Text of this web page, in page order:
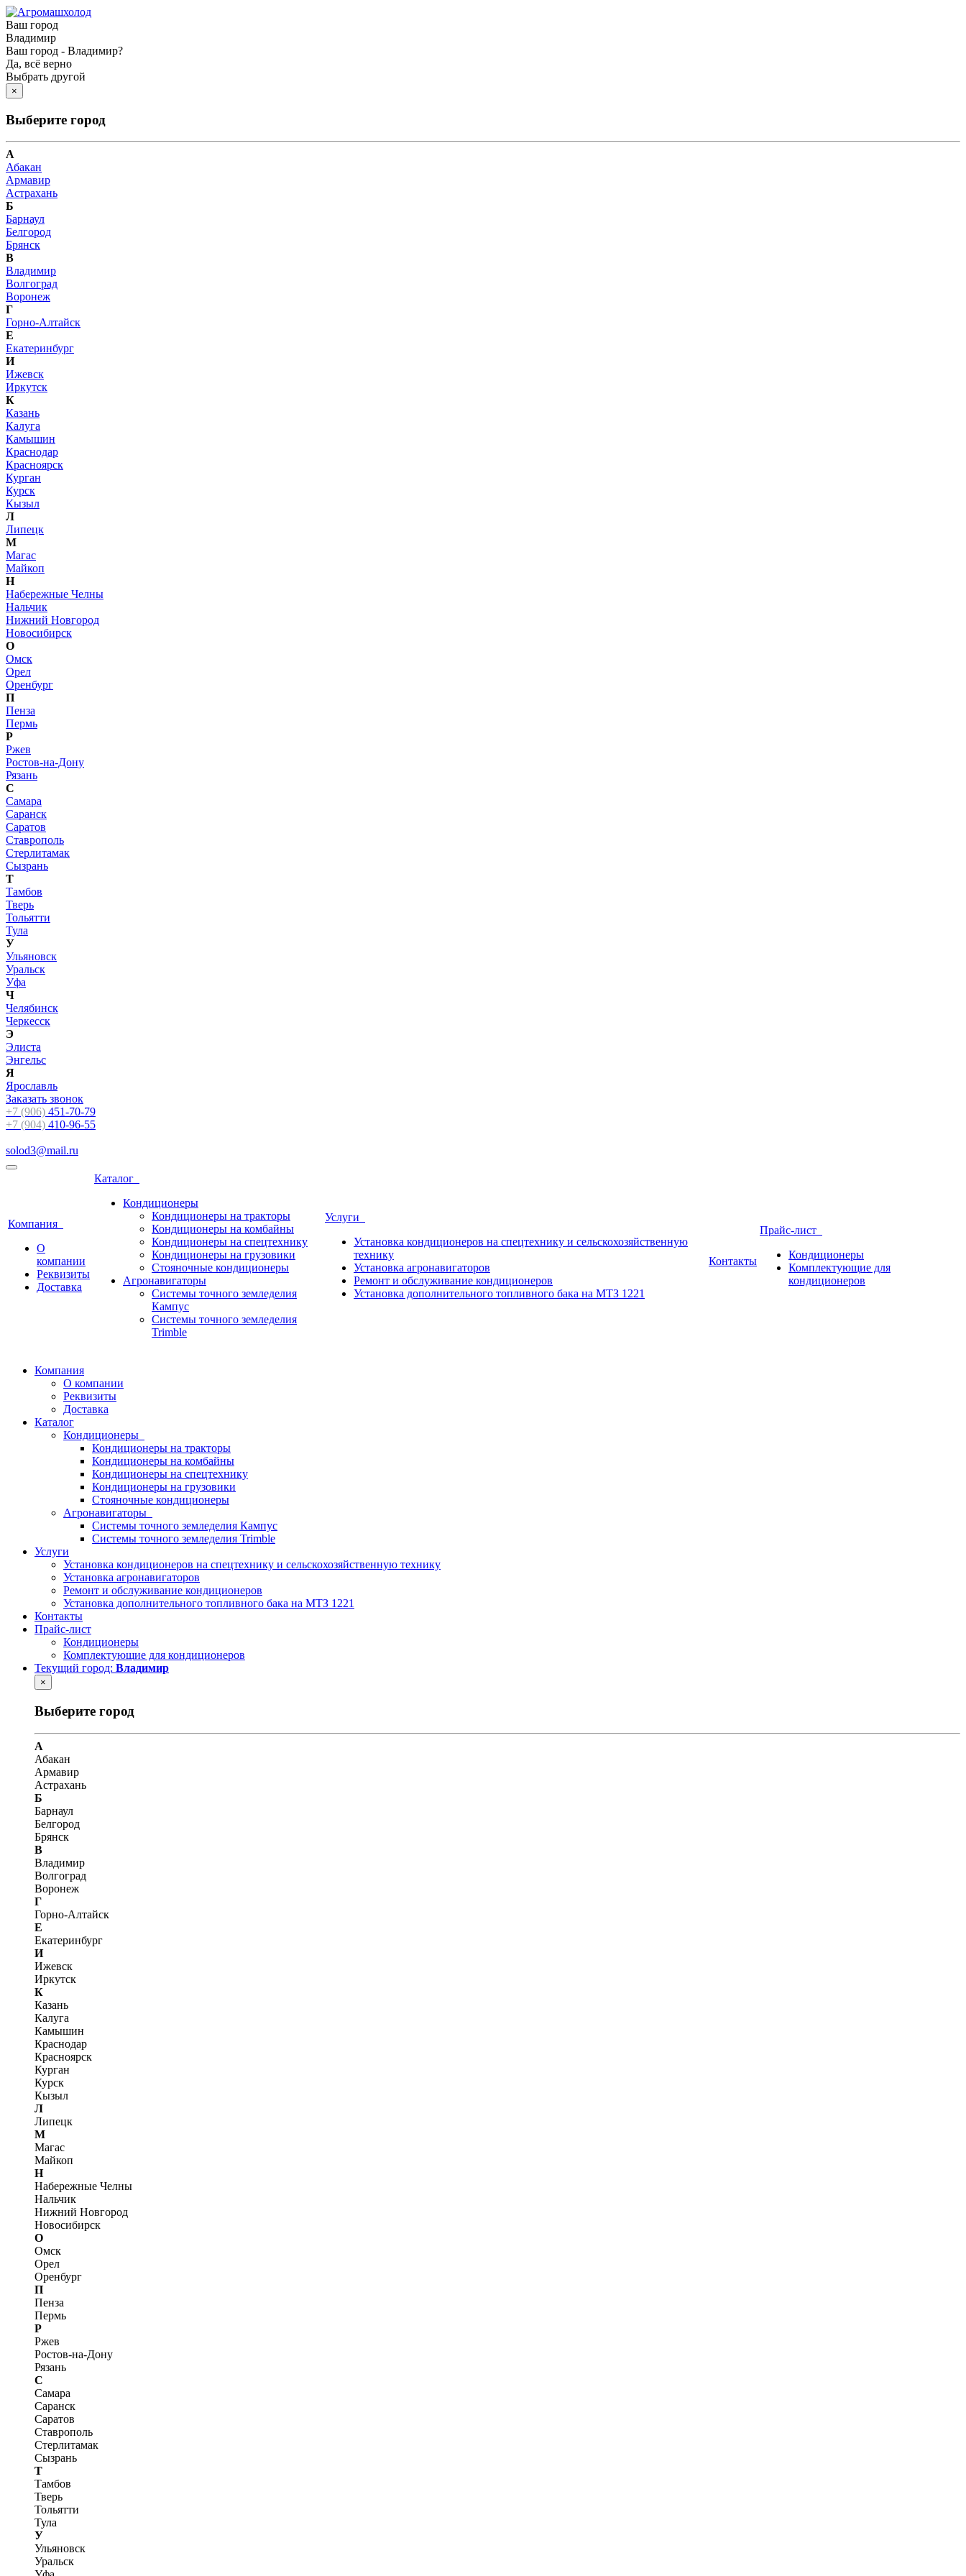
Ваш город
Владимир
Ваш город - Владимир?
Да, всё верно
Выбрать другой
×
Выберите город
А
Абакан
Армавир
Астрахань
Б
Барнаул
Белгород
Брянск
В
Владимир
Волгоград
Воронеж
Г
Горно-Алтайск
Е
Екатеринбург
И
Ижевск
Иркутск
К
Казань
Калуга
Камышин
Краснодар
Красноярск
Курган
Курск
Кызыл
Л
Липецк
М
Магас
Майкоп
Н
Набережные Челны
Нальчик
Нижний Новгород
Новосибирск
О
Омск
Орел
Оренбург
П
Пенза
Пермь
Р
Ржев
Ростов-на-Дону
Рязань
С
Самара
Саранск
Саратов
Ставрополь
Стерлитамак
Сызрань
Т
Тамбов
Тверь
Тольятти
Тула
У
Ульяновск
Уральск
Уфа
Ч
Челябинск
Черкесск
Э
Элиста
Энгельс
Я
Ярославль
Заказать звонок
+7 (906) 451-70-79
+7 (904) 410-96-55
solod3@mail.ru
Компания
О
компании
Реквизиты
Доставка
Каталог
Кондиционеры
Кондиционеры на тракторы
Кондиционеры на комбайны
Кондиционеры на спецтехнику
Кондиционеры на грузовики
Стояночные кондиционеры
Агронавигаторы
Системы точного земледелия
Кампус
Системы точного земледелия
Trimble
Услуги
Установка кондиционеров на спецтехнику и сельскохозяйственную
технику
Установка aгронавигаторов
Ремонт и обслуживание кондиционеров
Установка дополнительного топливного бака на МТЗ 1221
Контакты
Прайс-лист
Кондиционеры
Комплектующие для
кондиционеров
Компания
О компании
Реквизиты
Доставка
Каталог
Кондиционеры
Кондиционеры на тракторы
Кондиционеры на комбайны
Кондиционеры на спецтехнику
Кондиционеры на грузовики
Стояночные кондиционеры
Агронавигаторы
Системы точного земледелия Кампус
Системы точного земледелия Trimble
Услуги
Установка кондиционеров на спецтехнику и сельскохозяйственную технику
Установка aгронавигаторов
Ремонт и обслуживание кондиционеров
Установка дополнительного топливного бака на МТЗ 1221
Контакты
Прайс-лист
Кондиционеры
Комплектующие для кондиционеров
Текущий город: Владимир
×
Выберите город
А
Абакан
Армавир
Астрахань
Б
Барнаул
Белгород
Брянск
В
Владимир
Волгоград
Воронеж
Г
Горно-Алтайск
Е
Екатеринбург
И
Ижевск
Иркутск
К
Казань
Калуга
Камышин
Краснодар
Красноярск
Курган
Курск
Кызыл
Л
Липецк
М
Магас
Майкоп
Н
Набережные Челны
Нальчик
Нижний Новгород
Новосибирск
О
Омск
Орел
Оренбург
П
Пенза
Пермь
Р
Ржев
Ростов-на-Дону
Рязань
С
Самара
Саранск
Саратов
Ставрополь
Стерлитамак
Сызрань
Т
Тамбов
Тверь
Тольятти
Тула
У
Ульяновск
Уральск